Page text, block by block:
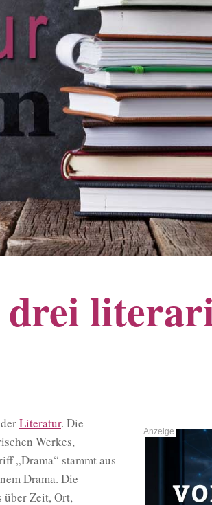
Literatur. Die
Werkes,
„Drama“ stammt aus
Drama. Die
über Zeit, Ort,